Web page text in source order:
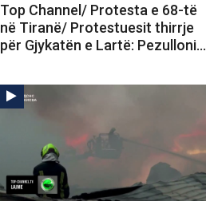
Top Channel/ Protesta e 68-të
në Tiranë/ Protestuesit thirrje
për Gjykatën e Lartë: Pezulloni…